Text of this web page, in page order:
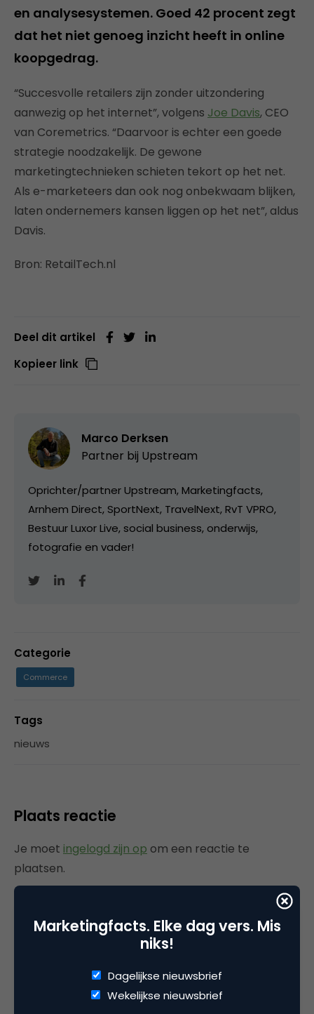
en analysesystemen. Goed 42 procent zegt
dat het niet genoeg inzicht heeft in online
koopgedrag.
“Succesvolle retailers zijn zonder uitzondering
aanwezig op het internet”, volgens Joe Davis, CEO
van Coremetrics. “Daarvoor is echter een goede
strategie noodzakelijk. De gewone
marketingtechnieken schieten tekort op het net.
Als e-marketeers dan ook nog onbekwaam blijken,
laten ondernemers kansen liggen op het net”, aldus
Davis.
Bron: RetailTech.nl
Deel dit artikel
Kopieer link
Marco Derksen
Partner bij Upstream
Oprichter/partner Upstream, Marketingfacts,
Arnhem Direct, SportNext, TravelNext, RvT VPRO,
Bestuur Luxor Live, social business, onderwijs,
fotografie en vader!
Categorie
Commerce
Tags
nieuws
Plaats reactie
Je moet ingelogd zijn op om een reactie te
plaatsen.
Gerelateerde artikelen
Rebel with or without a cause?
Wake-upcall voor ontwerpers
Marketingfacts. Elke dag vers. Mis
niks!
Dagelijkse nieuwsbrief
Wekelijkse nieuwsbrief